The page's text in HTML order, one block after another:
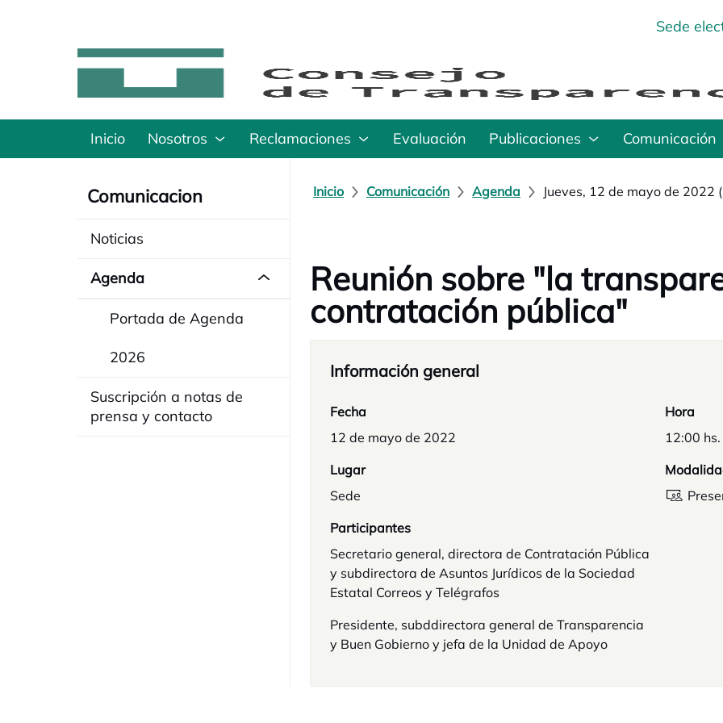
Sede
Inicio Nosotros Reclamaciones Evaluación Publicaciones Comunicación
Comunicacion
Noticias
Agenda
Portada de Agenda
2026
Suscripción a notas de
prensa y contacto
Inicio Comunicación Agenda Jueves, 12 de mayo de 2022
Reunión sobre "la
contratación pública"
Información general
Fecha
12 de mayo de 2022
Hora
12:00 hs.
Lugar
Sede
Participantes
Secretario general, directora de Contratación Pública
y subdirectora de Asuntos Jurídicos de la Sociedad
Estatal Correos y Telégrafos
Presidente, subddirectora general de Transparencia
y Buen Gobierno y jefa de la Unidad de Apoyo